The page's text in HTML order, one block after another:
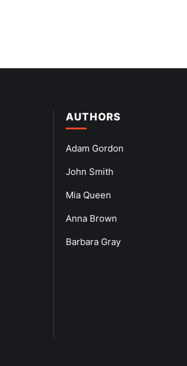
AUTHORS
Adam Gordon
John Smith
Mia Queen
Anna Brown
Barbara Gray